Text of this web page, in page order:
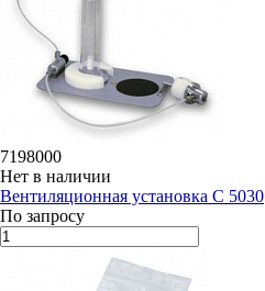
7198000
Нет в наличии
Вентиляционная установка C 5030
По запросу